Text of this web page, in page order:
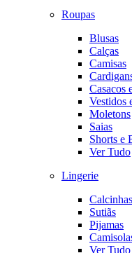
Roupas
Blusas
Calças
Camisas
Casacos
Vestidos
Moletons
Saias
Shorts e
Ver Tudo
Lingerie
Calcinhas
Sutiãs
Pijamas
Ver Tudo